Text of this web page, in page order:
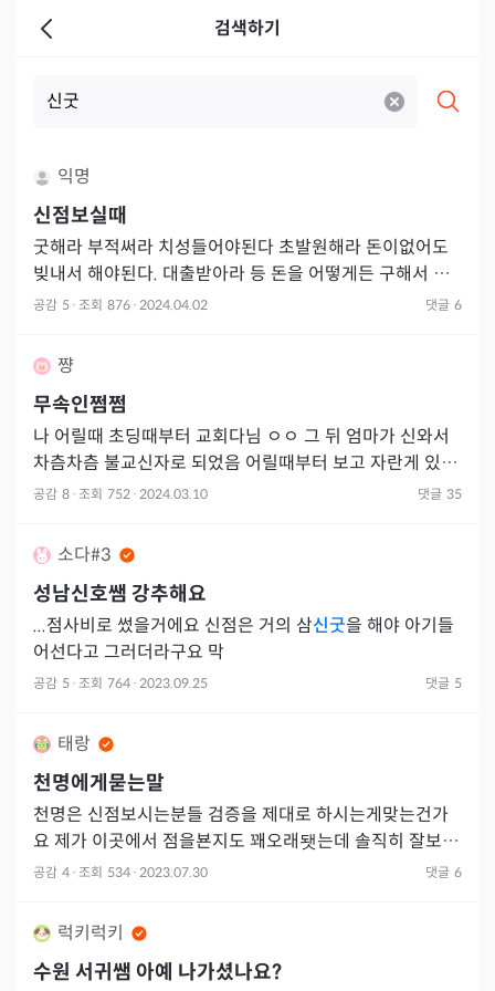
검색하기
익명
신점보실때
굿해라 부적써라 치성들어야된다 초발원해라 돈이없어도
빚내서 해야된다. 대출받아라 등 돈을 어떻게든 구해서 해
야된다 신령님이 다 도와주신다 이러신 쌤들이있으시면 걸
공감 5 · 조회 876 · 2024.04.02 댓글 6
쨩
무속인쩜쩜
나 어릴때 초딩때부터 교회다님 ㅇㅇ 그 뒤 엄마가 신와서
차츰차츰 불교신자로 되었음 어릴때부터 보고 자란게 있어
서 그런가 원래 무당들은 사람 죽는 날짜 원래 맞추는거고 ,
공감 8 · 조회 752 · 2024.03.10 댓글 35
소다#3
성남신호쌤 강추해요
...점사비로 썼을거에요 신점은 거의 삼신굿을 해야 아기들
어선다고 그러더라구요 막
공감 5 · 조회 764 · 2023.09.25 댓글 5
태랑
천명에게묻는말
천명은 신점보시는분들 검증을 제대로 하시는게맞는건가
요 제가 이곳에서 점을뵨지도 꽤오래됏는데 솔직히 잘보시
공감 4 · 조회 534 · 2023.07.30 댓글 6
럭키럭키
수원 서귀쌤 아예 나가셨나요?